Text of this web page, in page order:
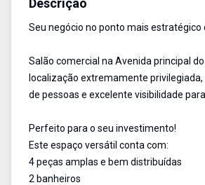
Descrição
Seu negócio no ponto mais estratégico
Salão comercial na Avenida principal
localização extremamente
de pessoas e excelente visibilidade
Perfeito para o seu investimento!
Este espaço versátil conta com:
4 peças amplas e bem distribuídas
2 banheiros